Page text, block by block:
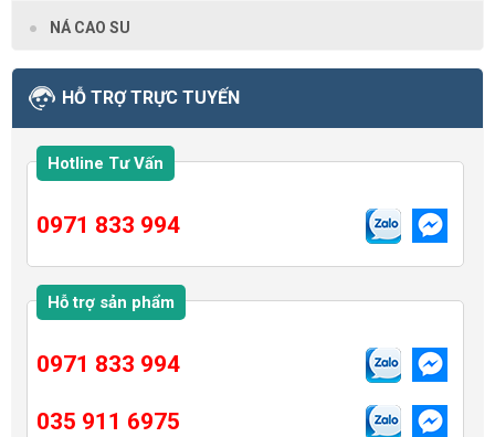
NÁ CAO SU
HỖ TRỢ TRỰC TUYẾN
Hotline Tư Vấn
0971 833 994
Hỗ trợ sản phẩm
0971 833 994
035 911 6975